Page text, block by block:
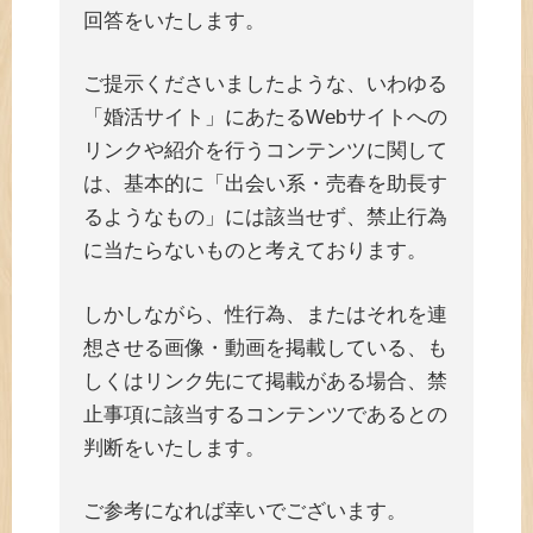
回答をいたします。
ご提示くださいましたような、いわゆる
「婚活サイト」にあたるWebサイトへの
リンクや紹介を行うコンテンツに関して
は、基本的に「出会い系・売春を助長す
るようなもの」には該当せず、禁止行為
に当たらないものと考えております。
しかしながら、性行為、またはそれを連
想させる画像・動画を掲載している、も
しくはリンク先にて掲載がある場合、禁
止事項に該当するコンテンツであるとの
判断をいたします。
ご参考になれば幸いでございます。